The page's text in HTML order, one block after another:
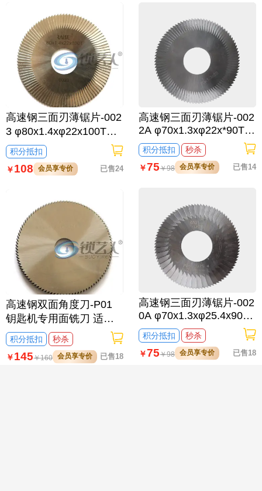
高速钢三面刃薄锯片-002
3 φ80x1.4xφ22x100T钥
匙机100G,202A,100G1,
100H专用铣刀
积分抵扣
￥108 会员享专价 已售24
高速钢双面角度刀-P01
钥匙机专用面铣刀 适用
于SILCA BRAVO,BIANC
HI
积分抵扣
秒杀
￥145￥160 会员享专价 已售18
高速钢三面刃薄锯片-002
2A φ70x1.3xφ22x*90T
钥匙机100B,202,100A,1
00A1专用铣刀
积分抵扣
秒杀
￥75￥98 会员享专价 已售14
高速钢三面刃薄锯片-002
0A φ70x1.3xφ25.4x90T
钥匙机文兴100C,100D,1
00E,100E1,100F,100F1
专用铣刀
积分抵扣
秒杀
￥75￥98 会员享专价 已售18